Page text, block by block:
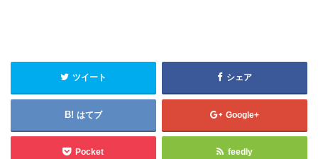
ツイート シェア
はてブ Google+
Pocket feedly